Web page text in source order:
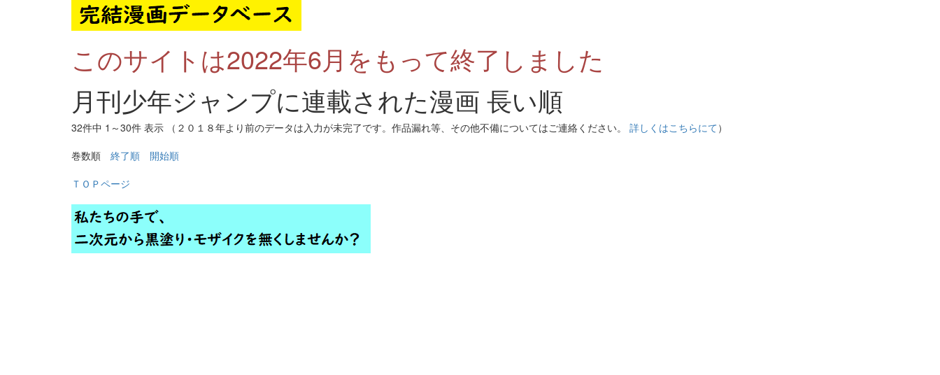
このサイトは2022年6月をもって終了しました
月刊少年ジャンプに連載された漫画 長い順
32件中 1～30件 表示 （２０１８年より前のデータは入力が未完了です。作品漏れ等、その他不備についてはご連絡ください。 詳しくはこちらにて）
巻数順 終了順
開始順
ＴＯＰページ